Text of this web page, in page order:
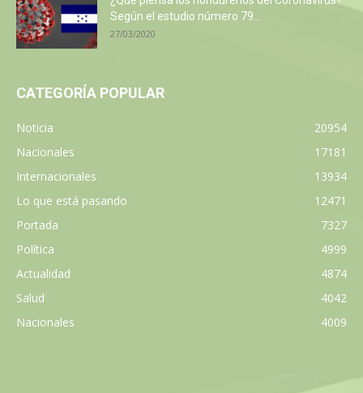
Según el estudio número 79...
27/03/2020
CATEGORÍA POPULAR
Noticia
20954
Nacionales
17181
Internacionales
13934
Lo que está pasando
12471
Portada
7327
Política
4999
Actualidad
4874
Salud
4042
Nacionales
4009